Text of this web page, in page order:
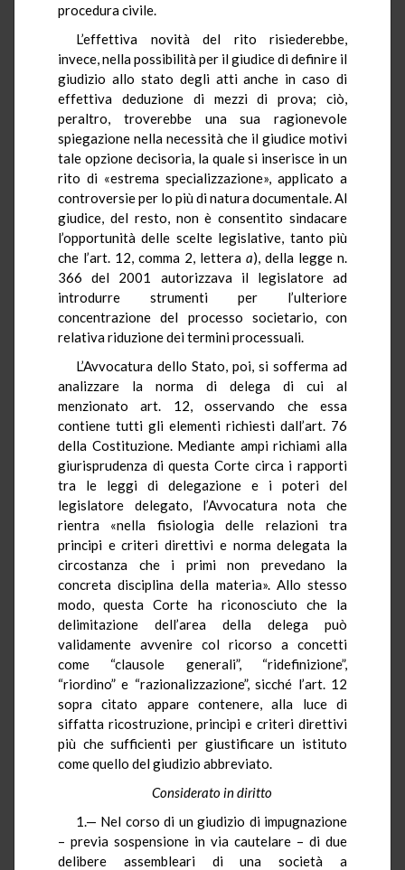
procedura civile.
L’effettiva novità del rito risiederebbe,
invece, nella possibilità per il giudice di definire il
giudizio allo stato degli atti anche in caso di
effettiva deduzione di mezzi di prova; ciò,
peraltro, troverebbe una sua ragionevole
spiegazione nella necessità che il giudice motivi
tale opzione decisoria, la quale si inserisce in un
rito di «estrema specializzazione», applicato a
controversie per lo più di natura documentale. Al
giudice, del resto, non è consentito sindacare
l’opportunità delle scelte legislative, tanto più
che l’art. 12, comma 2, lettera a), della legge n.
366 del 2001 autorizzava il legislatore ad
introdurre strumenti per l’ulteriore
concentrazione del processo societario, con
relativa riduzione dei termini processuali.
L’Avvocatura dello Stato, poi, si sofferma ad
analizzare la norma di delega di cui al
menzionato art. 12, osservando che essa
contiene tutti gli elementi richiesti dall’art. 76
della Costituzione. Mediante ampi richiami alla
giurisprudenza di questa Corte circa i rapporti
tra le leggi di delegazione e i poteri del
legislatore delegato, l’Avvocatura nota che
rientra «nella fisiologia delle relazioni tra
principi e criteri direttivi e norma delegata la
circostanza che i primi non prevedano la
concreta disciplina della materia». Allo stesso
modo, questa Corte ha riconosciuto che la
delimitazione dell’area della delega può
validamente avvenire col ricorso a concetti
come “clausole generali”, “ridefinizione”,
“riordino” e “razionalizzazione”, sicché l’art. 12
sopra citato appare contenere, alla luce di
siffatta ricostruzione, principi e criteri direttivi
più che sufficienti per giustificare un istituto
come quello del giudizio abbreviato.
Considerato in diritto
1.— Nel corso di un giudizio di impugnazione
– previa sospensione in via cautelare – di due
delibere assembleari di una società a